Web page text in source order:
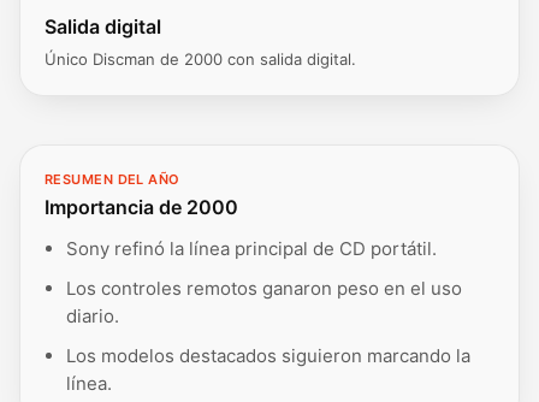
Salida digital
Único Discman de 2000 con salida digital.
RESUMEN DEL AÑO
Importancia de 2000
Sony refinó la línea principal de CD portátil.
Los controles remotos ganaron peso en el uso
diario.
Los modelos destacados siguieron marcando la
línea.